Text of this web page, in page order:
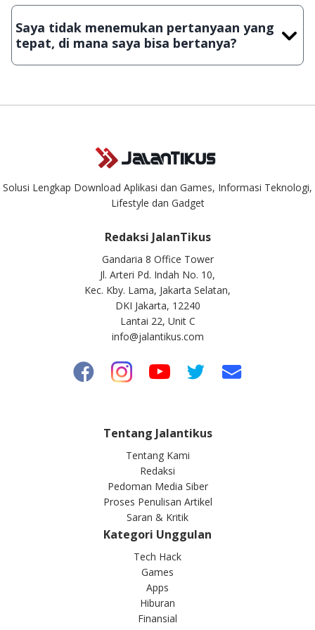
download secara manual, sehingga kuota sebesar ribuan
aplikasi & games tidak dapat tercapai dalam waktu yang
singkat.
Saya tidak menemukan pertanyaan yang
tepat, di mana saya bisa bertanya?
Kami dengan senang hati menjawab setiap pertanyaan yang
Solusi Lengkap Download Aplikasi dan Games, Informasi Teknologi,
Lifestyle dan Gadget
Redaksi JalanTikus
Gandaria 8 Office Tower
Jl. Arteri Pd. Indah No. 10,
Kec. Kby. Lama, Jakarta Selatan,
DKI Jakarta, 12240
Lantai 22, Unit C
info@jalantikus.com
Tentang Jalantikus
Tentang Kami
Redaksi
Pedoman Media Siber
Proses Penulisan Artikel
Saran & Kritik
Kategori Unggulan
Tech Hack
Games
Apps
Hiburan
Finansial